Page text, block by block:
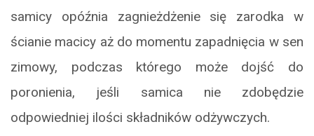
samicy opóźnia zagnieżdżenie się zarodka w
ścianie macicy aż do momentu zapadnięcia w sen
zimowy, podczas którego może dojść do
poronienia, jeśli samica nie zdobędzie
odpowiedniej ilości składników odżywczych.